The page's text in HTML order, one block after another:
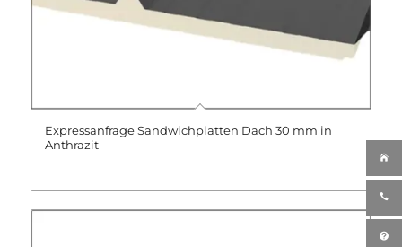
Expressanfrage Sandwichplatten Dach 30 mm in
Anthrazit